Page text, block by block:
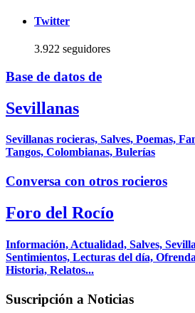
Twitter
3.922 seguidores
Base de datos de
Sevillanas
Sevillanas rocieras, Salves, Poemas,
Tangos, Colombianas, Bulerías
Conversa con otros rocieros
Foro del Rocío
Información, Actualidad, Salves,
Sentimientos, Lecturas del día,
Historia, Relatos...
Suscripción a Noticias